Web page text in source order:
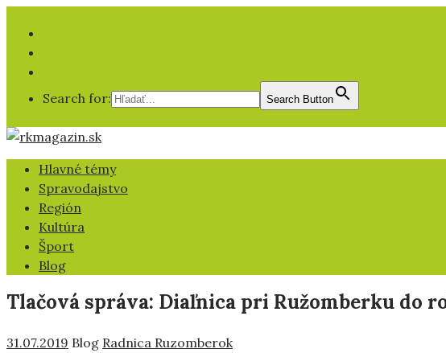
Search for:
Search Button
Hlavné témy
Spravodajstvo
Región
Kultúra
Šport
Blog
Tlačová správa: Diaľnica pri Ružomberku do
31.07.2019 Blog Radnica Ruzomberok